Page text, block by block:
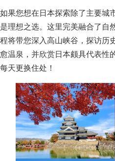
如果您想在日本探索除了主要城
是理想之选。这里完美融合了自
程将带您深入高山峡谷，探访历
愈温泉，并欣赏日本颇具代表性
每天更换住处！